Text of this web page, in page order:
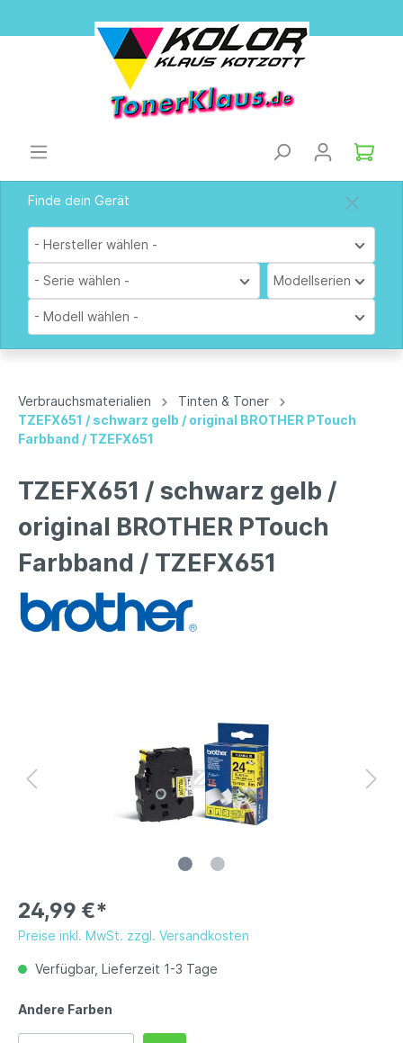
Finde dein Gerät
- Hersteller wählen -
- Serie wählen - Modellserien
- Modell wählen -
Verbrauchsmaterialien
Tinten & Toner
TZEFX651 / schwarz gelb / original BROTHER PTouch
Farbband / TZEFX651
TZEFX651 / schwarz gelb /
original BROTHER PTouch
Farbband / TZEFX651
24,99 €*
Preise inkl. MwSt. zzgl. Versandkosten
Verfügbar, Lieferzeit 1-3 Tage
Andere Farben